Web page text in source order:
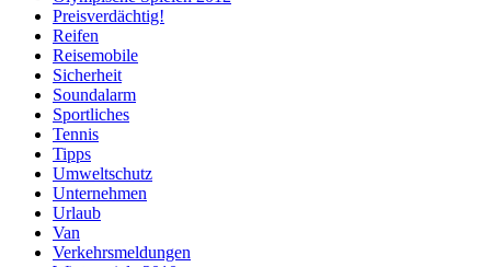
Preisverdächtig!
Reifen
Reisemobile
Sicherheit
Soundalarm
Sportliches
Tennis
Tipps
Umweltschutz
Unternehmen
Urlaub
Van
Verkehrsmeldungen